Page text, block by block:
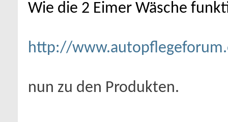
Wie die 2 Eimer Wäsche
http://
nun zu den Produkten.